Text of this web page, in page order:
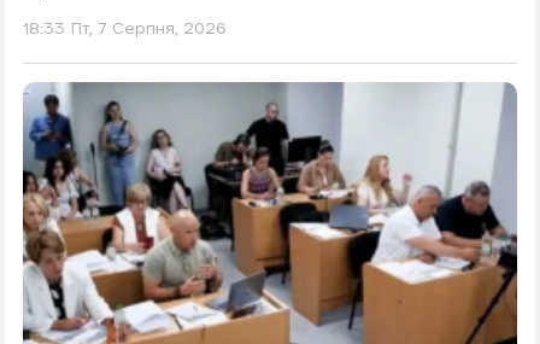
18:33 Пт, 7 Серпня, 2026